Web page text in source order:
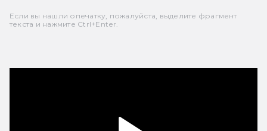
Если вы нашли опечатку, пожалуйста, выделите фрагмент
текста и нажмите Ctrl+Enter.